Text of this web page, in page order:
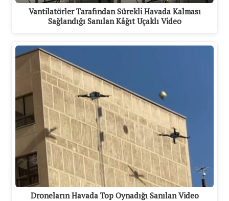
Vantilatörler Tarafından Sürekli Havada Kalması
Sağlandığı Sanılan Kâğıt Uçaklı Video
Droneların Havada Top Oynadığı Sanılan Video